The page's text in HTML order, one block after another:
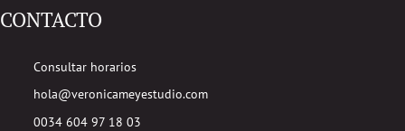
CONTACTO
Consultar horarios
hola@veronicameyestudio.com
0034 604 97 18 03